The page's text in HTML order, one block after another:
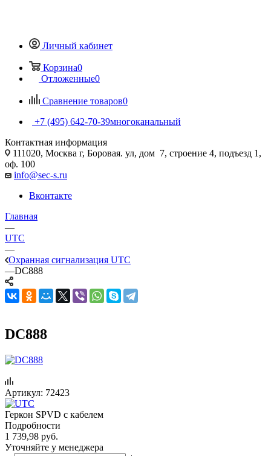
Личный кабинет
Корзина0
Отложенные0
Сравнение товаров0
+7 (495) 642-70-39многоканальный
Контактная информация
111020, Москва г, Боровая. ул, дом 7, строение 4, подъезд 1,
оф. 100
info@sec-s.ru
Вконтакте
Главная
—
UTC
—
Охранная сигнализация UTC
—DC888
DC888
Артикул: 72423
Геркон SPVD c кабелем
Подробности
1 739,98 руб.
Уточняйте у менеджера